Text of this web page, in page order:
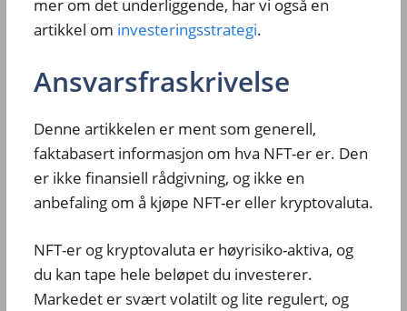
mer om det underliggende, har vi også en
artikkel om investeringsstrategi.
Ansvarsfraskrivelse
Denne artikkelen er ment som generell,
faktabasert informasjon om hva NFT-er er. Den
er ikke finansiell rådgivning, og ikke en
anbefaling om å kjøpe NFT-er eller kryptovaluta.
NFT-er og kryptovaluta er høyrisiko-aktiva, og
du kan tape hele beløpet du investerer.
Markedet er svært volatilt og lite regulert, og